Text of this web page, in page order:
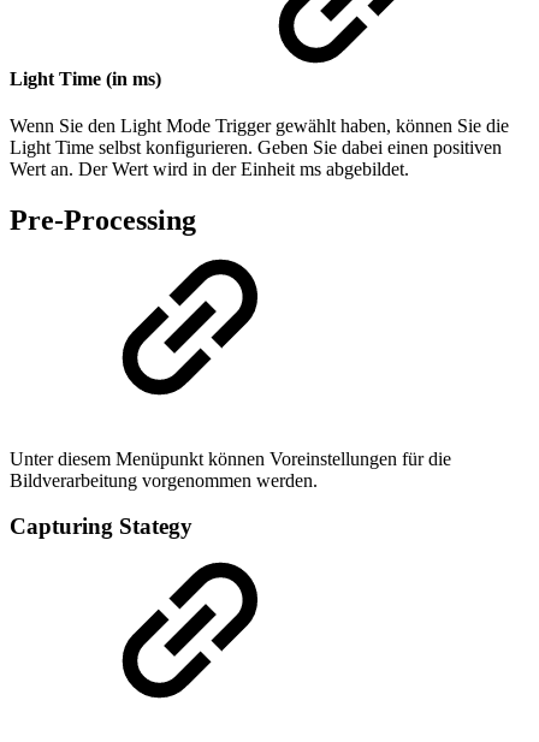
Light Time (in ms)
Wenn Sie den Light Mode Trigger gewählt haben, können Sie die
Light Time selbst konfigurieren. Geben Sie dabei einen positiven
Wert an. Der Wert wird in der Einheit ms abgebildet.
Pre-Processing
Unter diesem Menüpunkt können Voreinstellungen für die
Bildverarbeitung vorgenommen werden.
Capturing Stategy